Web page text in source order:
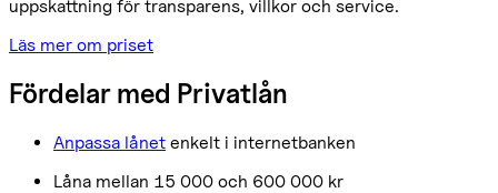
uppskattning för transparens, villkor och service.
Läs mer om priset
Fördelar med Privatlån
Anpassa lånet enkelt i internetbanken
Låna mellan 15 000 och 600 000 kr